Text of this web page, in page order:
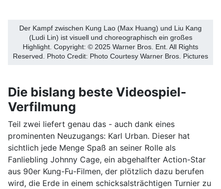
Der Kampf zwischen Kung Lao (Max Huang) und Liu Kang
(Ludi Lin) ist visuell und choreographisch ein großes
Highlight. Copyright: © 2025 Warner Bros. Ent. All Rights
Reserved. Photo Credit: Photo Courtesy Warner Bros. Pictures
Die bislang beste Videospiel-
Verfilmung
Teil zwei liefert genau das - auch dank eines
prominenten Neuzugangs: Karl Urban. Dieser hat
sichtlich jede Menge Spaß an seiner Rolle als
Fanliebling Johnny Cage, ein abgehalfter Action-Star
aus 90er Kung-Fu-Filmen, der plötzlich dazu berufen
wird, die Erde in einem schicksalsträchtigen Turnier zu